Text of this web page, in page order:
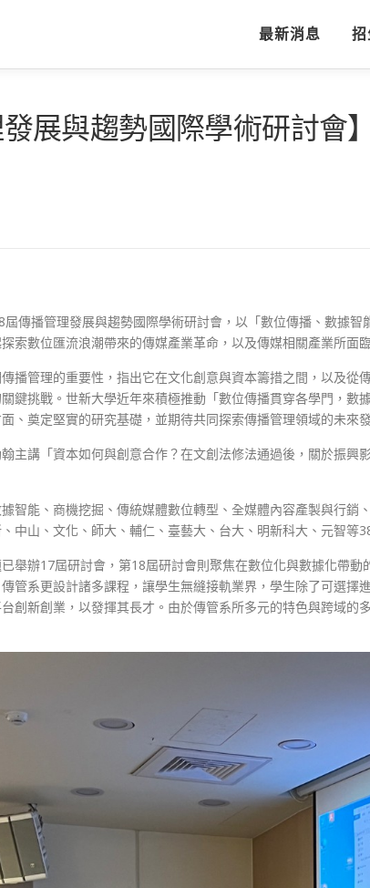
最新消息 招
發展與趨勢國際學術研討
傳播管理發展與趨勢國際學術研討會，以「數位傳播、數據
索數位匯流浪潮帶來的傳媒產業革命，以及傳媒相關產業所面
播管理的重要性，指出它在文化創意與資本籌措之間，以及
鍵挑戰。世新大學近年來積極推動「數位傳播貫穿各學門，
、奠定堅實的研究基礎，並期待共同探索傳播管理領域的未來
主講「資本如何與創意合作？在文創法修法通過後，關於振
智能、商機挖掘、傳統媒體數位轉型、全媒體內容產製與行
中山、文化、師大、輔仁、臺藝大、台大、明新科大、元智等
舉辦17屆研討會，第18屆研討會則聚焦在數位化與數據化帶
管系更設計諸多課程，讓學生無縫接軌業界，學生除了可選
創新創業，以發揮其長才。由於傳管系所多元的特色與跨域